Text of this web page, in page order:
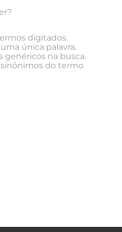
digitados.
única palavra.
genéricos na busca.
do termo